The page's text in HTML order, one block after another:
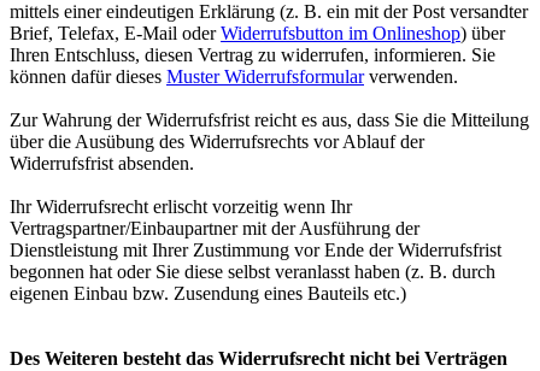
mittels einer eindeutigen Erklärung (z. B. ein mit der Post versandter
Brief, Telefax, E-Mail oderWiderrufsbutton im Onlineshop) über
Ihren Entschluss, diesen Vertrag zu widerrufen, informieren. Sie
können dafür dieses Muster Widerrufsformularverwenden.
Zur Wahrung der Widerrufsfrist reicht es aus, dass Sie die Mitteilung
über die Ausübung des Widerrufsrechts vor Ablauf der
Widerrufsfrist absenden.
Ihr Widerrufsrecht erlischt vorzeitig wenn Ihr
Vertragspartner/Einbaupartner mit der Ausführung der
Dienstleistung mit Ihrer Zustimmung vor Ende der Widerrufsfrist
begonnen hat oder Sie diese selbst veranlasst haben (z. B. durch
eigenen Einbau bzw. Zusendung eines Bauteils etc.)
Des Weiteren besteht das Widerrufsrecht nicht bei Verträgen